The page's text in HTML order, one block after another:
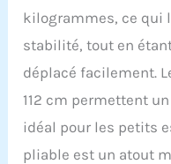
kilogrammes, ce qui
stabilité, tout en
déplacé facilement.
112 cm permettent
idéal pour les petits
pliable est un atout